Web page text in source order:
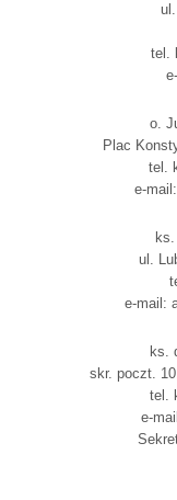
tel.
o.
Plac
tel.
e-
ul.
e-mail:
ks.
skr. poczt.
tel.
e-